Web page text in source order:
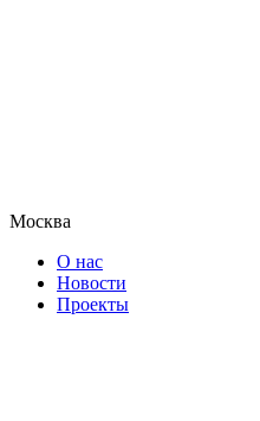
Москва
О нас
Новости
Проекты